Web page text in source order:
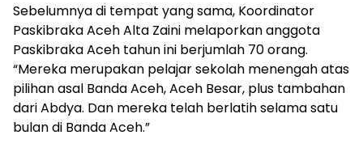
Sebelumnya di tempat yang sama, Koordinator
Paskibraka Aceh Alta Zaini melaporkan anggota
Paskibraka Aceh tahun ini berjumlah 70 orang.
“Mereka merupakan pelajar sekolah menengah atas
pilihan asal Banda Aceh, Aceh Besar, plus tambahan
dari Abdya. Dan mereka telah berlatih selama satu
bulan di Banda Aceh.”